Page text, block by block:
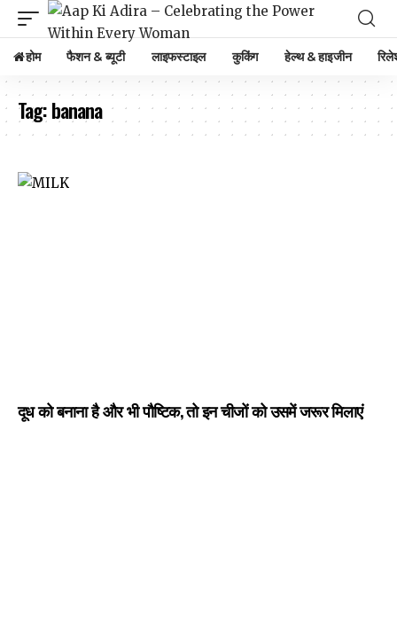
होम फैशन & ब्यूटी लाइफस्टाइल कुकिंग हेल्थ & हाइजीन
Tag:banana
दूध को बनाना है और भी पौष्टिक, तो इन चीजों को उसमें जरूर मिलाएं